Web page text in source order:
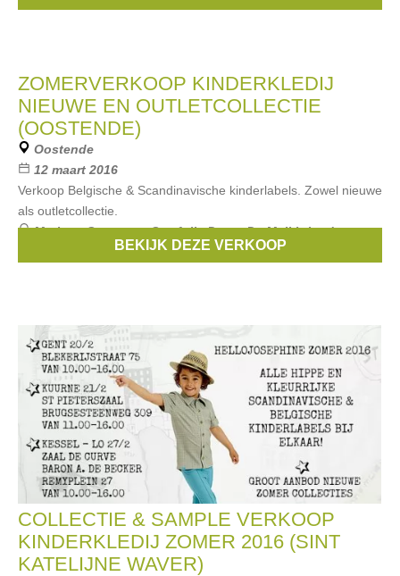
ZOMERVERKOOP KINDERKLEDIJ
NIEUWE EN OUTLETCOLLECTIE
(OOSTENDE)
Oostende
12 maart 2016
Verkoop Belgische & Scandinavische kinderlabels. Zowel nieuwe
als outletcollectie.
Merken:Someone,Smafolk,Duns,De Melkbrigade,
BEKIJK DEZE VERKOOP
COLLECTIE & SAMPLE VERKOOP
KINDERKLEDIJ ZOMER 2016 (SINT
KATELIJNE WAVER)